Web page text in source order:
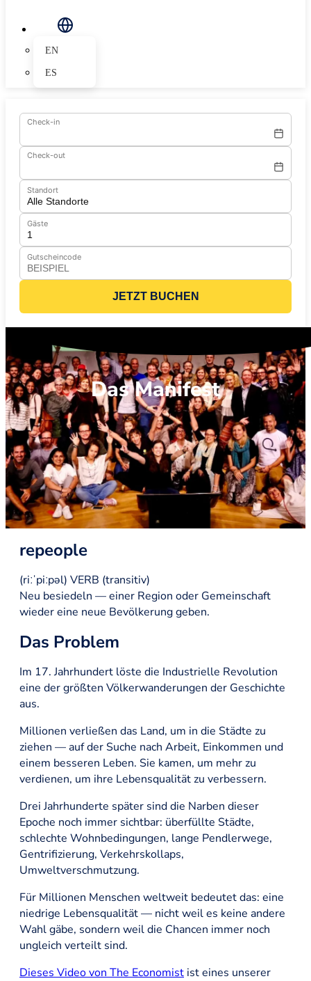
EN
ES
Check-in
Check-out
Standort
Gäste
Gutscheincode
JETZT BUCHEN
Das Manifest
repeople
(riːˈpiːpəl) VERB (transitiv)
Neu besiedeln — einer Region oder Gemeinschaft
wieder eine neue Bevölkerung geben.
Das Problem
Im 17. Jahrhundert löste die Industrielle Revolution
eine der größten Völkerwanderungen der Geschichte
aus.
Millionen verließen das Land, um in die Städte zu
ziehen — auf der Suche nach Arbeit, Einkommen und
einem besseren Leben. Sie kamen, um mehr zu
verdienen, um ihre Lebensqualität zu verbessern.
Drei Jahrhunderte später sind die Narben dieser
Epoche noch immer sichtbar: überfüllte Städte,
schlechte Wohnbedingungen, lange Pendlerwege,
Gentrifizierung, Verkehrskollaps,
Umweltverschmutzung.
Für Millionen Menschen weltweit bedeutet das: eine
niedrige Lebensqualität — nicht weil es keine andere
Wahl gäbe, sondern weil die Chancen immer noch
ungleich verteilt sind.
Dieses Video von The Economist ist eines unserer